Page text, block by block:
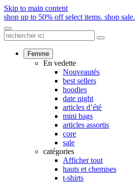
Skip to main content
shop up to 50% off select items. shop sale.
Femme
En vedette
Nouveautés
best sellers
hoodies
date night
articles d’été
mini bags
articles assortis
core
sale
catégories
Afficher tout
hauts et chemises
t-shirts